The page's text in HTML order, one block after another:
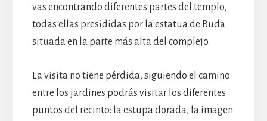
vas encontrando diferentes partes del templo,
todas ellas presididas por la estatua de Buda
situada en la parte más alta del complejo.
La visita no tiene pérdida, siguiendo el camino
entre los jardines podrás visitar los diferentes
puntos del recinto: la estupa dorada, la imagen